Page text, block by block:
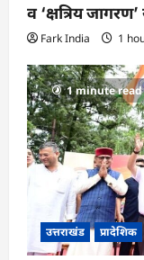
व ‘क्षत्रिय
Fark India 1
1 minute read
उत्तराखंड प्रादेशिक